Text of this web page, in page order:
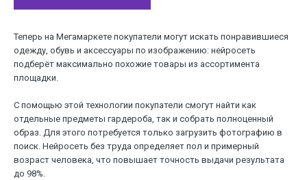
Теперь на Мегамаркете покупатели могут искать понравившиеся
одежду, обувь и аксессуары по изображению: нейросеть
подберёт максимально похожие товары из ассортимента
площадки.
С помощью этой технологии покупатели смогут найти как
отдельные предметы гардероба, так и собрать полноценный
образ. Для этого потребуется только загрузить фотографию в
поиск. Нейросеть без труда определяет пол и примерный
возраст человека, что повышает точность выдачи результата
до 98%.